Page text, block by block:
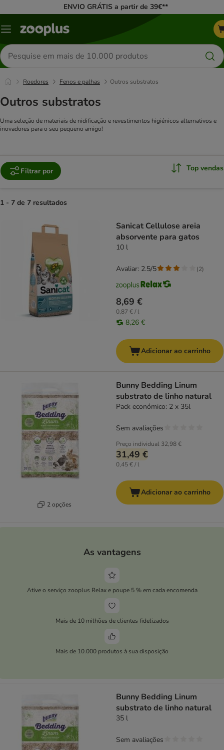
ENVIO GRÁTIS a partir de 39€**
Menu
Pesquisar
produtos
Roedores Fenos e palhas Outros substratos
Outros substratos
Uma seleção de materiais de nidificação e revestimentos higiénicos alternativos e
inovadores para o seu pequeno amigo!
Filtrar por Top vendas
1 - 7 de 7 resultados
Sanicat Cellulose areia
absorvente para gatos
10 l
8,69 €
0,87 € / l
8,26 €
Avaliar: 2.5/5 (2)
Adicionar ao carrinho
2 opções
Bunny Bedding Linum
substrato de linho natural
Pack económico: 2 x 35l
Preço individual 32,98 €
31,49 €
0,45 € / l
Sem avaliações
Adicionar ao carrinho
As vantagens
Ative o serviço zooplus Relax e poupe 5 % em cada encomenda
Mais de 10 milhões de clientes fidelizados
Mais de 10.000 produtos à sua disposição
Bunny Bedding Linum
substrato de linho natural
35 l
Sem avaliações